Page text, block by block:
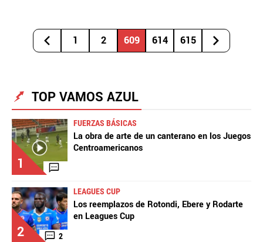
1 2 609 614 615
TOP VAMOS AZUL
1
FUERZAS BÁSICAS
La obra de arte de un canterano en los Juegos
Centroamericanos
2 2
LEAGUES CUP
Los reemplazos de Rotondi, Ebere y Rodarte
en Leagues Cup